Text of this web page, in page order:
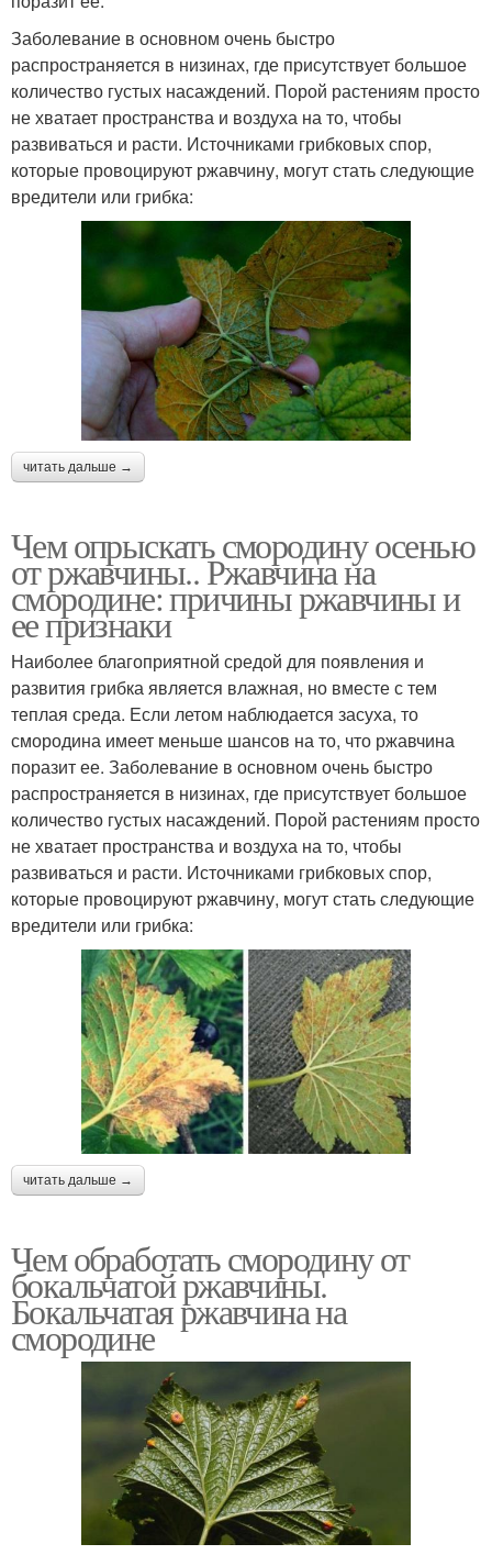
Заболевание в основном очень быстро
распространяется в низинах, где присутствует большое
количество густых насаждений. Порой растениям просто
не хватает пространства и воздуха на то, чтобы
развиваться и расти. Источниками грибковых спор,
которые провоцируют ржавчину, могут стать следующие
вредители или грибка:
читать дальше →
Чем опрыскать смородину осенью
от ржавчины.. Ржавчина на
смородине: причины ржавчины и
ее признаки
Наиболее благоприятной средой для появления и
развития грибка является влажная, но вместе с тем
теплая среда. Если летом наблюдается засуха, то
смородина имеет меньше шансов на то, что ржавчина
поразит ее. Заболевание в основном очень быстро
распространяется в низинах, где присутствует большое
количество густых насаждений. Порой растениям просто
не хватает пространства и воздуха на то, чтобы
развиваться и расти. Источниками грибковых спор,
которые провоцируют ржавчину, могут стать следующие
вредители или грибка:
читать дальше →
Чем обработать смородину от
бокальчатой ржавчины.
Бокальчатая ржавчина на
смородине